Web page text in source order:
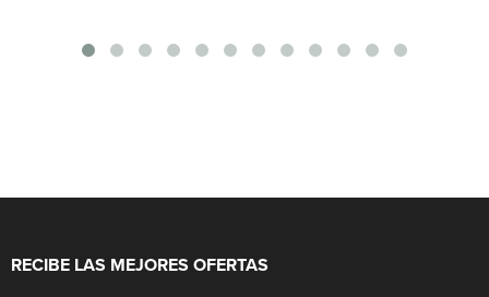
RECIBE LAS MEJORES OFERTAS